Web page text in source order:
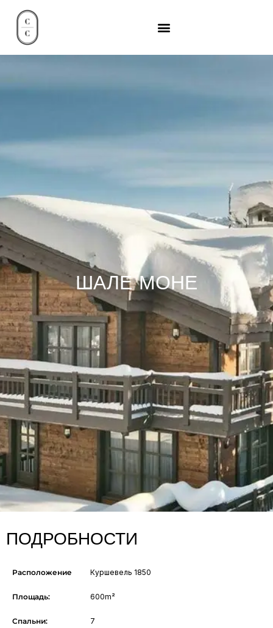
ШАЛЕ МОНЕ
ПОДРОБНОСТИ
Расположение Куршевель 1850
Площадь: 600m²
Спальни: 7